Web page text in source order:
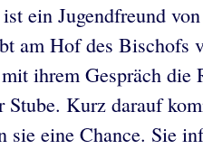
ein Jugendfreund
am Hof des Bischofs
ihrem Gespräch die
Kurz darauf
eine Chance. Sie